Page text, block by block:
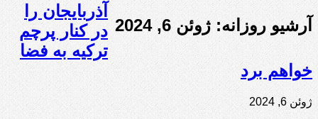
آرشیو روزانه:ژوئن 6, 2024
آذربایجان را
در کنار پرچم
ترکیه به فضا
خواهم برد
ژوئن 6, 2024